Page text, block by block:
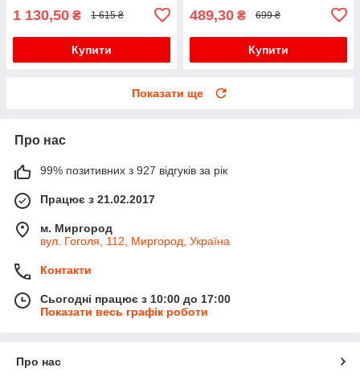
1 130,50 ₴ 1 615 ₴
Купити
489,30 ₴ 699 ₴
Купити
Показати ще
Про нас
99% позитивних з 927 відгуків за рік
Працює з 21.02.2017
м. Миргород
вул. Гоголя, 112, Миргород, Україна
Контакти
Сьогодні працює з 10:00 до 17:00
Показати весь графік роботи
Про нас